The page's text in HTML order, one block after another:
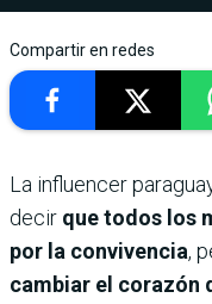
Compartir en redes
La influencer
decir que todos los
por la convivencia,
cambiar el corazón